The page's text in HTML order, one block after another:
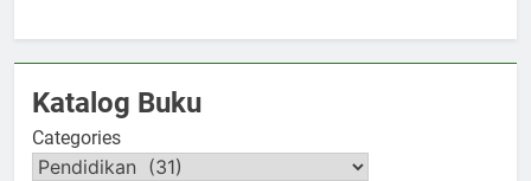
Katalog Buku
Categories